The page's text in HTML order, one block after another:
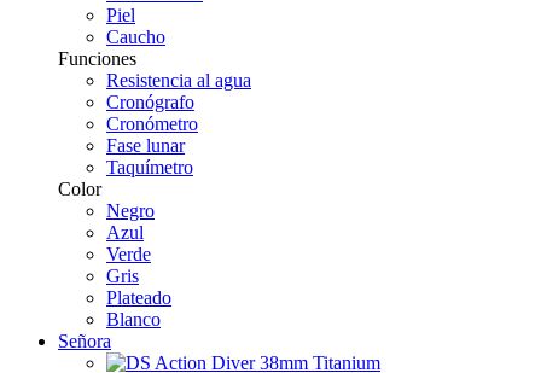
Piel
Caucho
Funciones
Resistencia al agua
Cronógrafo
Cronómetro
Fase lunar
Taquímetro
Color
Negro
Azul
Verde
Gris
Plateado
Blanco
Señora